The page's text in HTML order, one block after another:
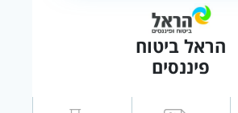
הראל ביטוח
פיננסים